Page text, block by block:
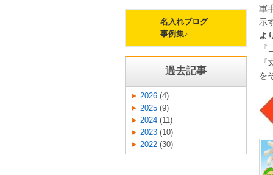
軍
示
よ
を
名入れブログ
事例集♪
過去記事
2026 (4)
2025 (9)
2024 (11)
2023 (10)
2022 (30)